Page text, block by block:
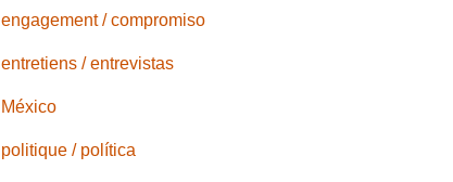
engagement / compromiso
entretiens / entrevistas
México
politique / política